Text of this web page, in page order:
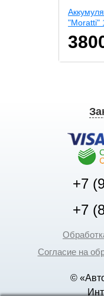
"Moratti"
+7
+7
Согласие на
©